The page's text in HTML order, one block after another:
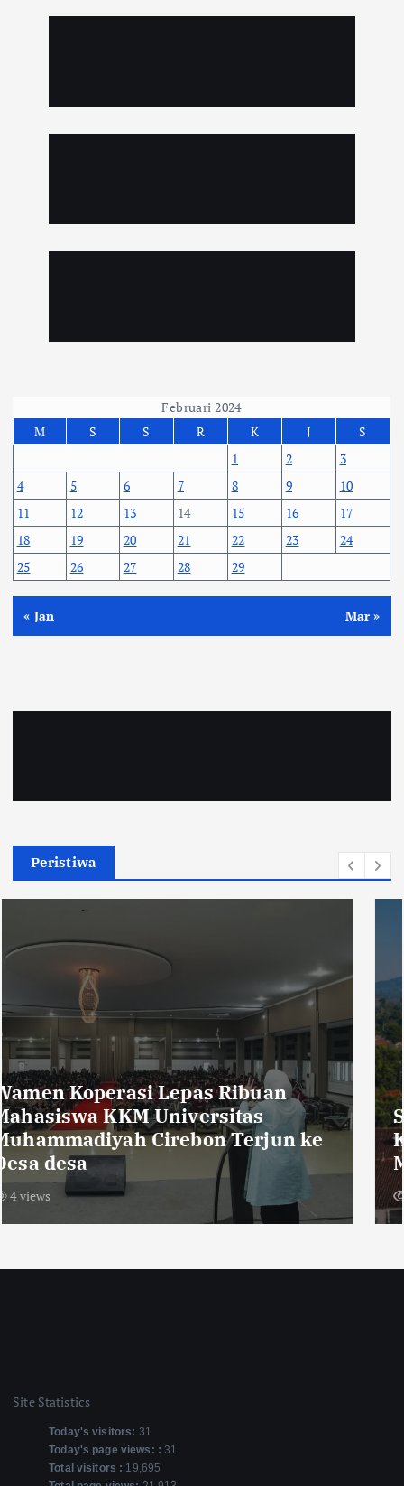
Februari 2024
M
S S R K J
S
1
2
3
4
5 6 7 8 9
10
11
12 13 14 15 16
17
18
19 20 21 22 23
24
25
26 27 28 29
« Jan Mar »
Peristiwa
Sambut HUT RI ke-81,Warga Dusun
Krajan Tengah Pasang Bendera
Merah Putih Sepanjang 600 Meter
9 views
Site Statistics
Today's visitors: 31
Today's page views: :31
Total visitors : 19,695